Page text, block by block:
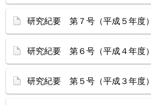
研究紀要 第７号（平成５年度）
研究紀要 第６号（平成４年度）
研究紀要 第５号（平成３年度）